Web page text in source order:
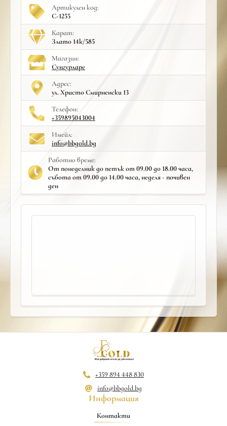
Артикулен код:
С-1255
Карат:
Злато 14к/585
Mагазин:
Сунгурларе
Адрес:
ул. Христо Смирненски 13
Телефон:
+359895043004
Имейл:
info@bbgold.bg
Работно време:
От понеделник до петък от 09.00 до 18.00 часа,
събота от 09.00 до 14.00 часа, неделя - почивен
ден
+359 894 448 830
info@bbgold.bg
Информация
Контакти